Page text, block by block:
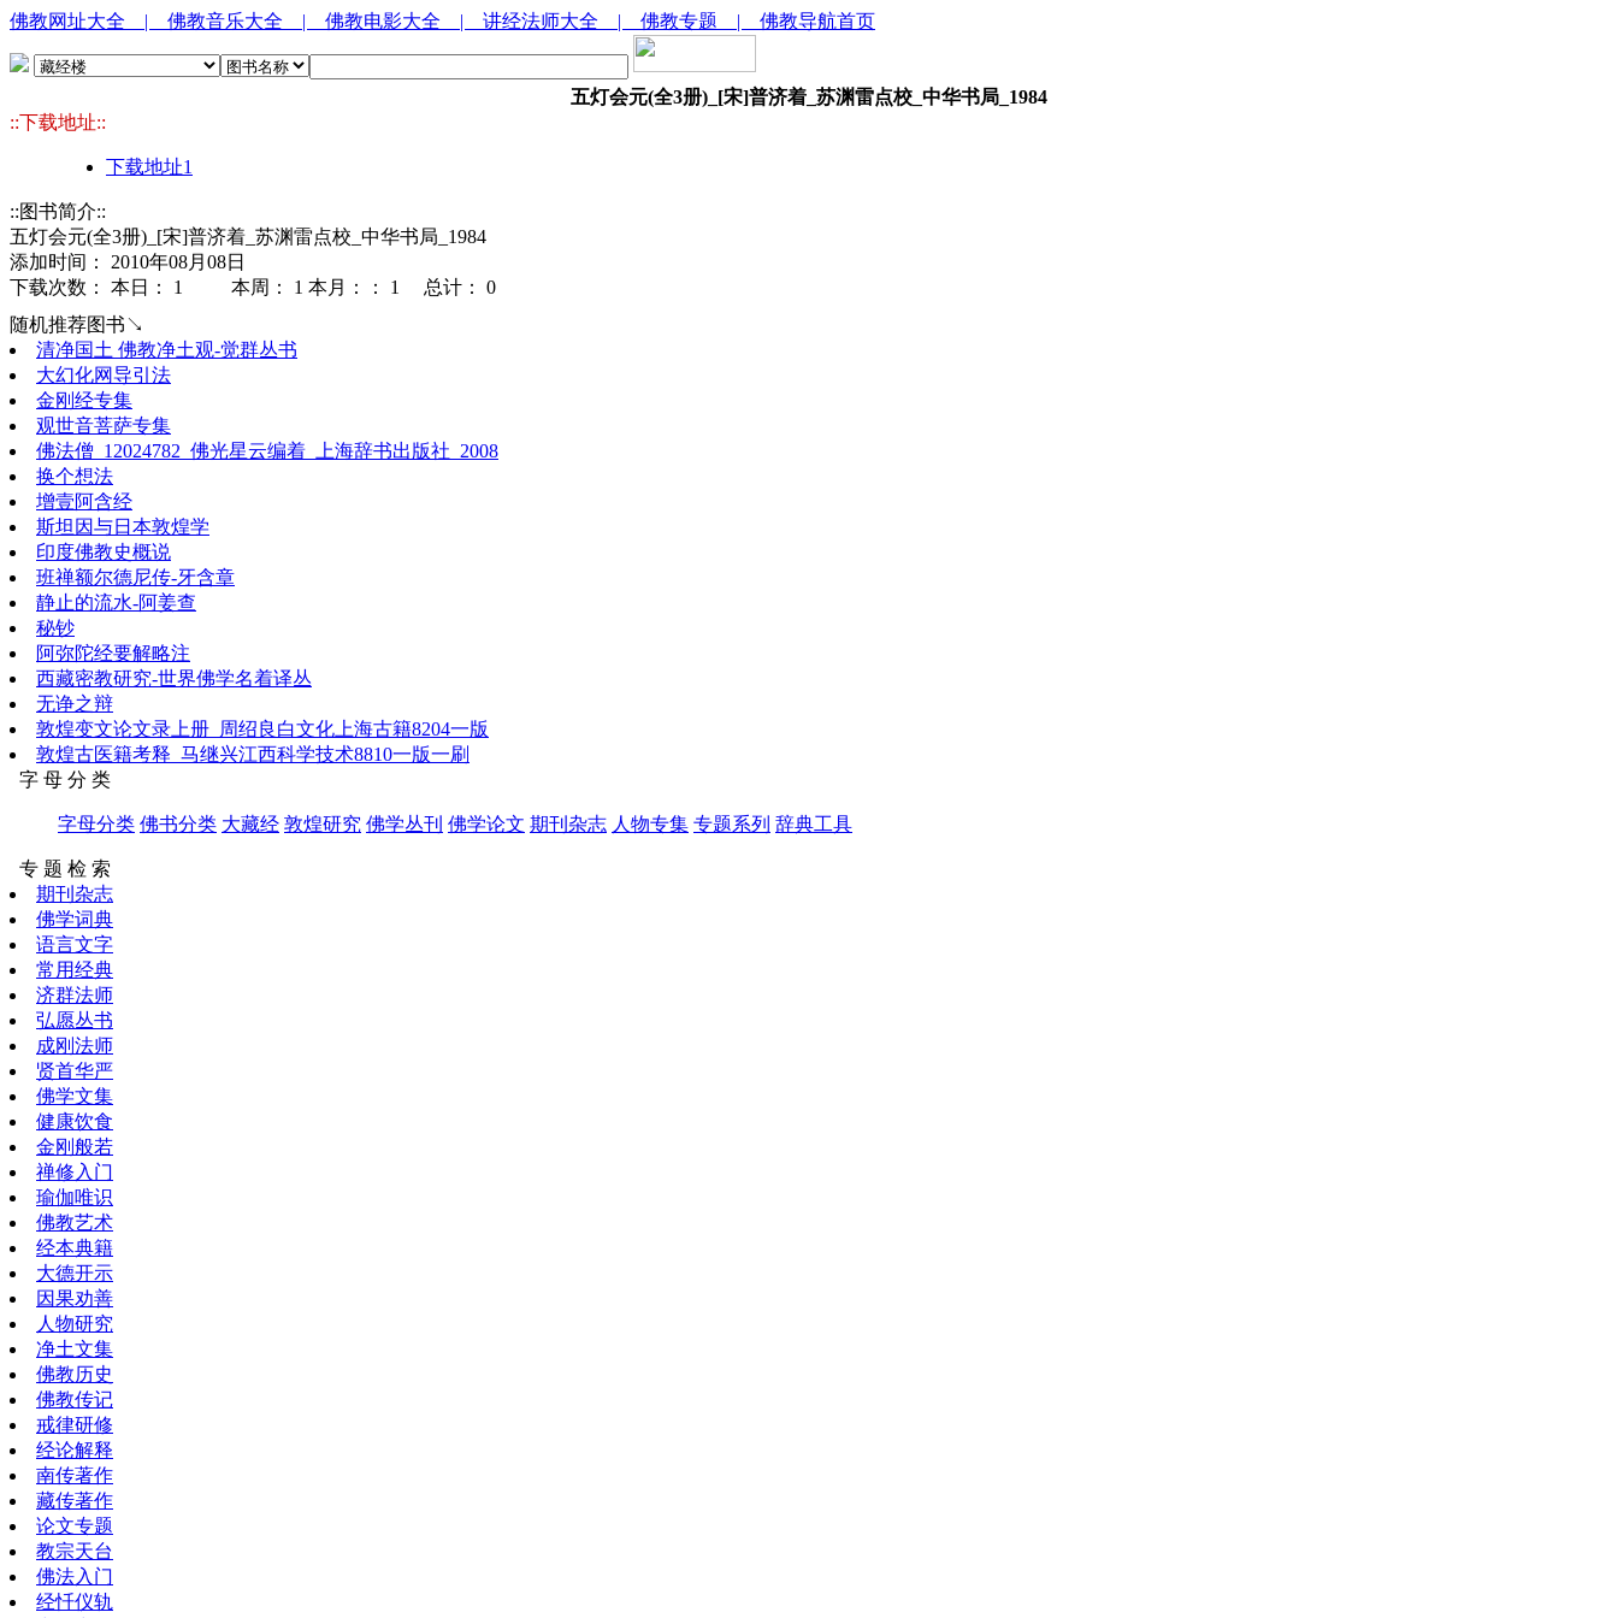
佛教网址大全 | 佛教音乐大全 | 佛教电影大全 | 讲经法师大全 | 佛教专题 | 佛教导航首页
五灯会元(全3册)_[宋]普济着_苏渊雷点校_中华书局_1984
::下载地址::
下载地址1
::图书简介::
五灯会元(全3册)_[宋]普济着_苏渊雷点校_中华书局_1984
添加时间： 2010年08月08日
下载次数： 本日： 1 本周： 1 本月：： 1 总计： 0
随机推荐图书↘
清净国土 佛教净土观-觉群丛书
大幻化网导引法
金刚经专集
观世音菩萨专集
佛法僧_12024782_佛光星云编着_上海辞书出版社_2008
换个想法
增壹阿含经
斯坦因与日本敦煌学
印度佛教史概说
班禅额尔德尼传-牙含章
静止的流水-阿姜查
秘钞
阿弥陀经要解略注
西藏密教研究-世界佛学名着译丛
无诤之辩
敦煌变文论文录上册_周绍良白文化上海古籍8204一版
敦煌古医籍考释_马继兴江西科学技术8810一版一刷
字 母 分 类
字母分类 佛书分类 大藏经 敦煌研究 佛学丛刊 佛学论文 期刊杂志 人物专集 专题系列 辞典工具
专 题 检 索
期刊杂志
佛学词典
语言文字
常用经典
济群法师
弘愿丛书
成刚法师
贤首华严
佛学文集
健康饮食
金刚般若
禅修入门
瑜伽唯识
佛教艺术
经本典籍
大德开示
因果劝善
人物研究
净土文集
佛教历史
佛教传记
戒律研修
经论解释
南传著作
藏传著作
论文专题
教宗天台
佛法入门
经忏仪轨